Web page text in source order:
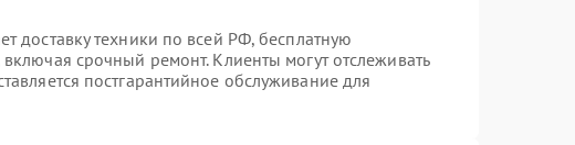
доставку техники по всей РФ, бесплатную
срочный ремонт. Клиенты могут отслеживать
постгарантийное обслуживание для